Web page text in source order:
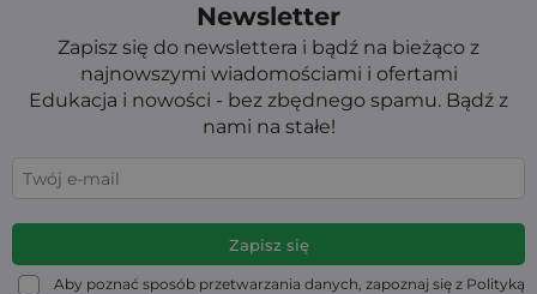
Newsletter
Zapisz się do newslettera i bądź na bieżąco z
najnowszymi wiadomościami i ofertami
Edukacja i nowości - bez zbędnego spamu. Bądź z
nami na stałe!
Aby poznać sposób przetwarzania danych, zapoznaj się z Polityką